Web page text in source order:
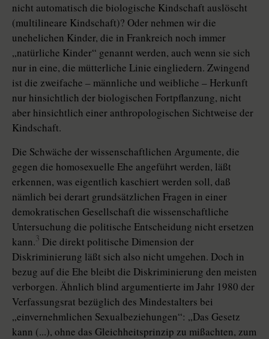
nicht automatisch die biologische Kindschaft auslöscht
(multilineare Kindschaft)? Oder nehmen wir die
unehelichen Kinder, die in Frankreich noch immer
„natürliche Kinder“ genannt werden, auch wenn sie sich
nur in eine, die mütterliche Linie eingliedern. Zwingend
ist die zweifache – männliche und weibliche – Herkunft
nur hinsichtlich der biologischen Fortpflanzung, nicht
aber hinsichtlich einer anthropologischen Sichtweise der
Kindschaft.
Die Schwäche der wissenschaftlichen Argumente, die
gegen die homosexuelle Ehe angeführt werden, läßt
erkennen, was eigentlich kaschiert werden soll, daß
nämlich bei derart grundsätzlichen Fragen in einer
demokratischen Gesellschaft die wissenschaftliche
Untersuchung die politische Entscheidung nicht ersetzen
kann.3 Die direkt politische Dimension der
Diskriminierung läßt sich also nicht umgehen. Doch in
bezug auf die Ehe bleibt die Diskriminierung den meisten
verborgen. Ähnlich blind argumentierte im Jahr 1980 der
Verfassungsrat bezüglich des Mindestalters bei
„einvernehmlichen Sexualbeziehungen“: „Das Gesetz
kann (...), ohne das Gleichheitsprinzip zu mißachten, zum